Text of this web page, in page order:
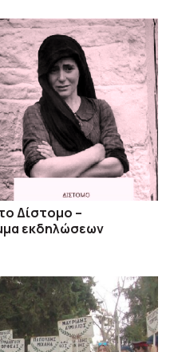
Δίστομο –
εκδηλώσεων